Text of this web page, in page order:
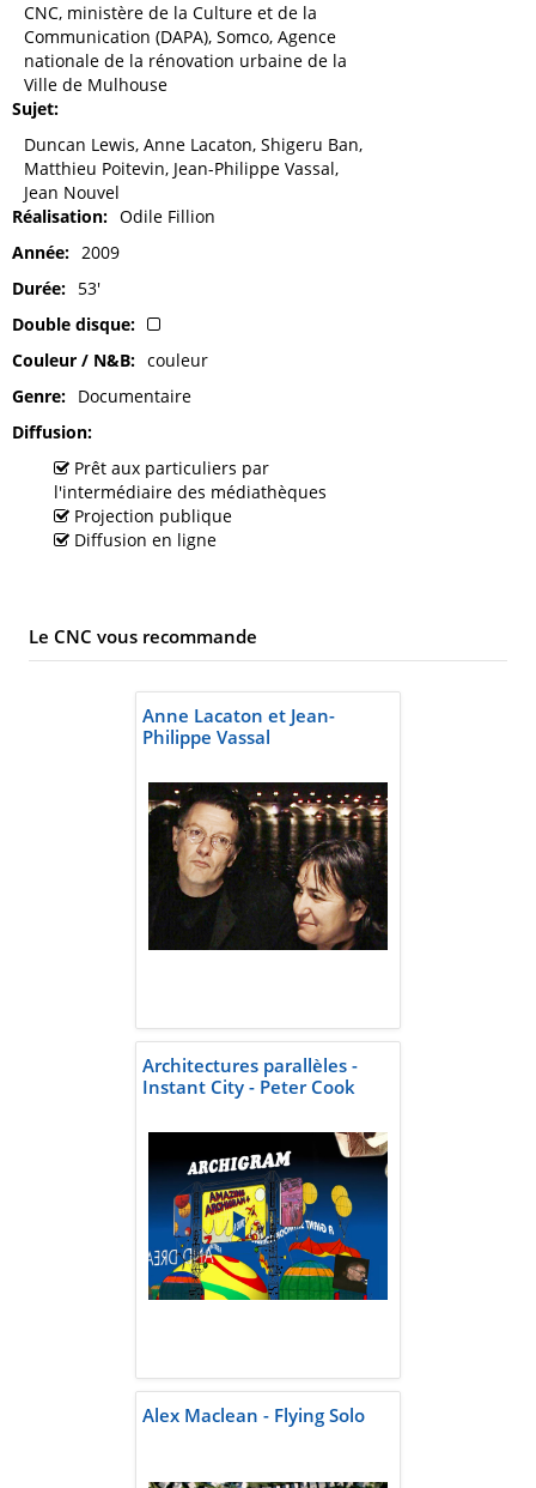
CNC, ministère de la Culture et de la
Communication (DAPA), Somco, Agence
nationale de la rénovation urbaine de la
Ville de Mulhouse
Sujet
Duncan Lewis, Anne Lacaton, Shigeru Ban,
Matthieu Poitevin, Jean-Philippe Vassal,
Jean Nouvel
Réalisation
Odile Fillion
Année
2009
Durée
53'
Double disque
Couleur / N&B
couleur
Genre
Documentaire
Diffusion
Prêt aux particuliers par
l'intermédiaire des médiathèques
Projection publique
Diffusion en ligne
Le CNC vous recommande
Anne Lacaton et Jean-
Philippe Vassal
Architectures parallèles -
Instant City - Peter Cook
Alex Maclean - Flying Solo